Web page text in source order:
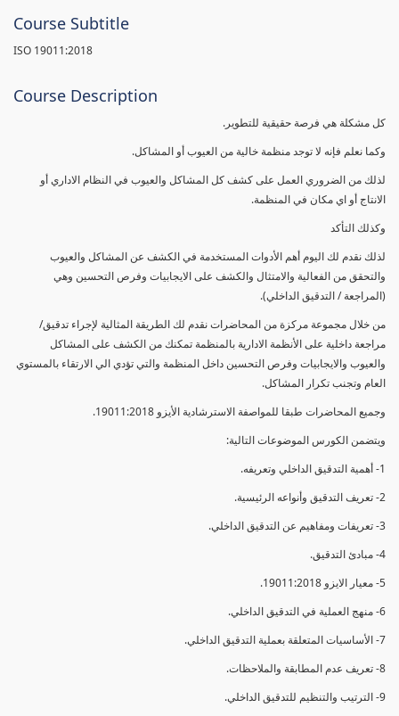
Course Subtitle
ISO 19011:2018
Course Description
كل مشكلة هي فرصة حقيقية للتطوير.
وكما نعلم فإنه لا توجد منظمة خالية من العيوب أو المشاكل.
لذلك من الضروري العمل على كشف كل المشاكل والعيوب في النظام الاداري أو
الانتاج أو اي مكان في المنظمة.
وكذلك التأكد
لذلك نقدم لك اليوم أهم الأدوات المستخدمة في الكشف عن المشاكل والعيوب
والتحقق من الفعالية والامتثال والكشف على الايجابيات وفرص التحسين وهي
(المراجعة / التدقيق الداخلي).
من خلال مجموعة مركزة من المحاضرات نقدم لك الطريقة المثالية لإجراء تدقيق/
مراجعة داخلية على الأنظمة الادارية بالمنظمة تمكنك من الكشف على المشاكل
والعيوب والايجابيات وفرص التحسين داخل المنظمة والتي تؤدي الي الارتقاء بالمستوي
العام وتجنب تكرار المشاكل.
وجميع المحاضرات طبقا للمواصفة الاسترشادية الأيزو 19011:2018.
ويتضمن الكورس الموضوعات التالية:
1- أهمية التدقيق الداخلي وتعريفه.
2- تعريف التدقيق وأنواعه الرئيسية.
3- تعريفات ومفاهيم عن التدقيق الداخلي.
4- مبادئ التدقيق.
5- معيار الايزو 19011:2018.
6- منهج العملية في التدقيق الداخلي.
7- الأساسيات المتعلقة بعملية التدقيق الداخلي.
8- تعريف عدم المطابقة والملاحظات.
9- الترتيب والتنظيم للتدقيق الداخلي.